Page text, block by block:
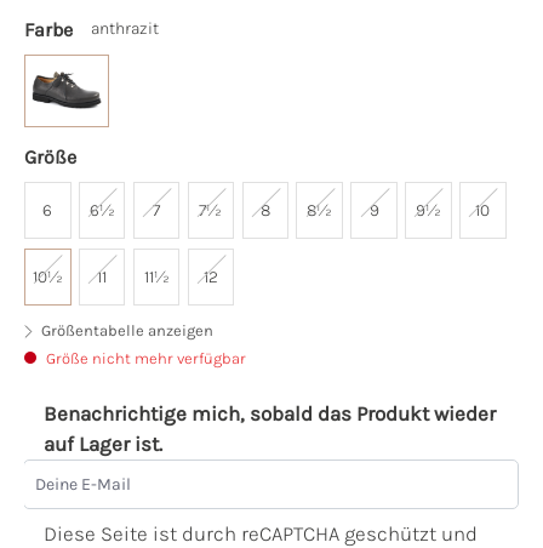
Farbe anthrazit
Größe
6 6½ 7 7½ 8 8½ 9 9½ 10
10½ 11 11½ 12
Größentabelle anzeigen
Größe nicht mehr verfügbar
Benachrichtige mich, sobald das Produkt wieder
auf Lager ist.
Deine E-Mail
Diese Seite ist durch reCAPTCHA geschützt und